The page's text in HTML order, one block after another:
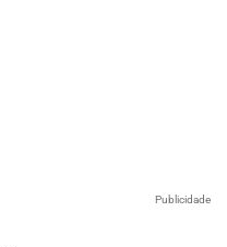
Publicidade